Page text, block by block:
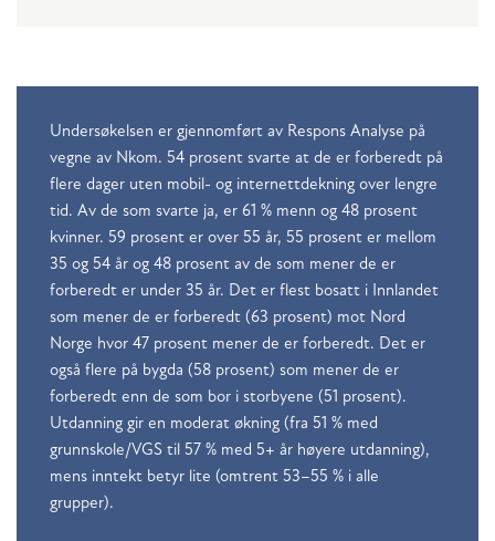
Undersøkelsen er gjennomført av Respons Analyse på
vegne av Nkom. 54 prosent svarte at de er forberedt på
flere dager uten mobil- og internettdekning over lengre
tid. Av de som svarte ja, er 61 % menn og 48 prosent
kvinner. 59 prosent er over 55 år, 55 prosent er mellom
35 og 54 år og 48 prosent av de som mener de er
forberedt er under 35 år. Det er flest bosatt i Innlandet
som mener de er forberedt (63 prosent) mot Nord
Norge hvor 47 prosent mener de er forberedt. Det er
også flere på bygda (58 prosent) som mener de er
forberedt enn de som bor i storbyene (51 prosent).
Utdanning gir en moderat økning (fra 51 % med
grunnskole/VGS til 57 % med 5+ år høyere utdanning),
mens inntekt betyr lite (omtrent 53–55 % i alle
grupper).